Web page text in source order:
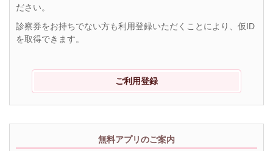
ださい。
診察券をお持ちでない方も利用登録いただくことにより、仮ID
を取得できます。
ご利用登録
無料アプリのご案内